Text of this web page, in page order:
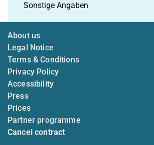
Sonstige Angaben
About us
Legal Notice
Terms & Conditions
Privacy Policy
Accessibility
Press
Prices
Partner programme
Cancel contract